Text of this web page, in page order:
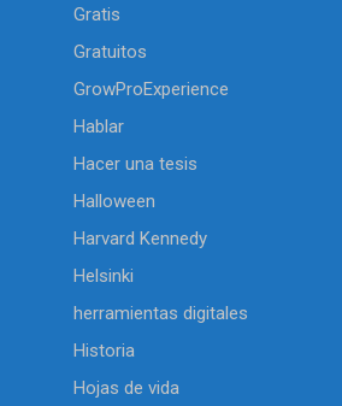
Gratis
Gratuitos
GrowProExperience
Hablar
Hacer una tesis
Halloween
Harvard Kennedy
Helsinki
herramientas digitales
Historia
Hojas de vida